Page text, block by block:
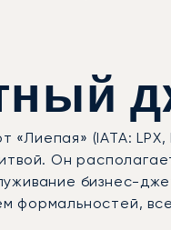
(IATA:
Он
бизнес-
формальностей,